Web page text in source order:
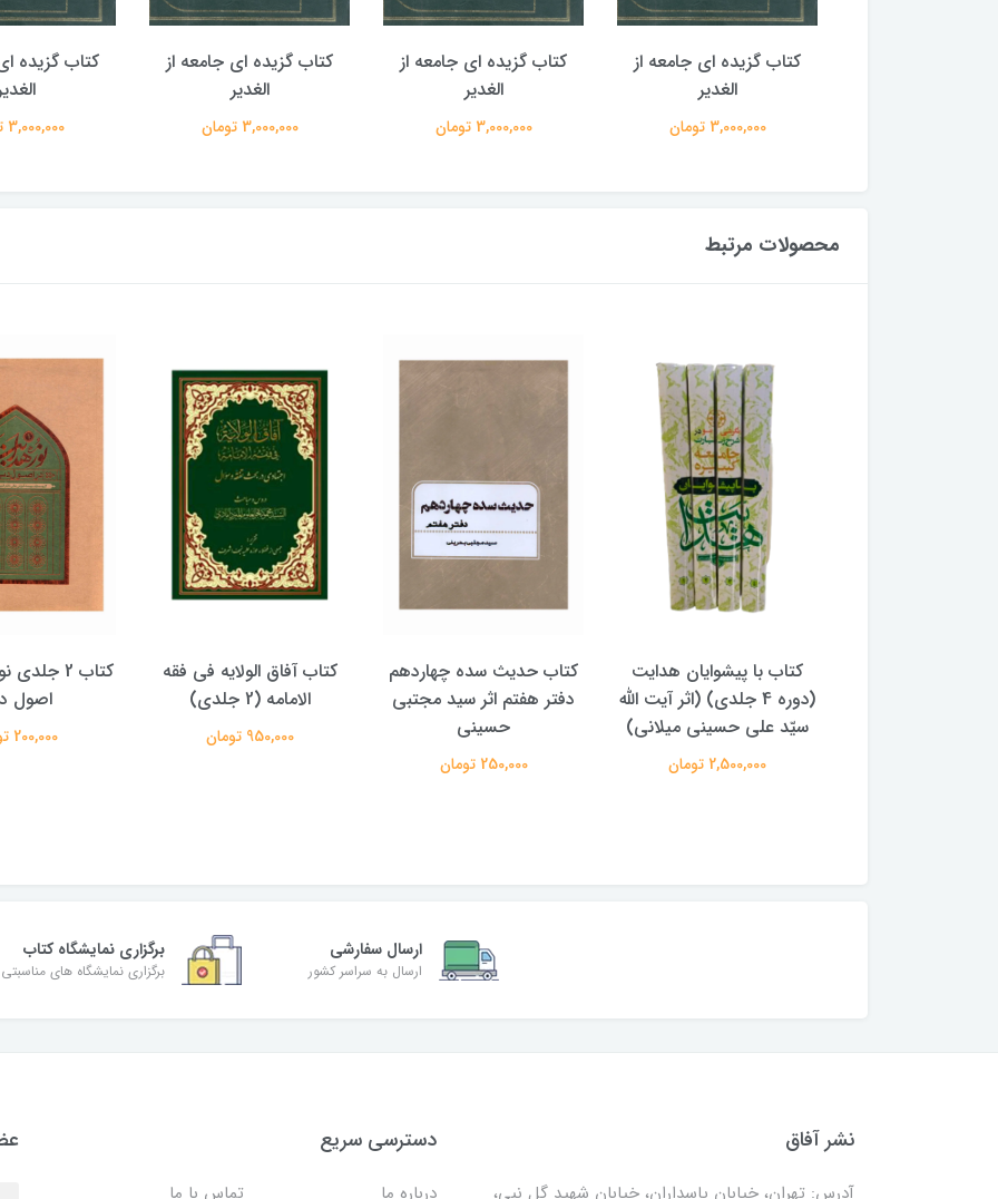
کتاب گزیده ای جامعه از
الغدیر
3,000,000 تومان
کتاب گزیده ای جامعه از
الغدیر
3,000,000 تومان
کتاب گزیده ای جامعه از
الغدیر
3,000,000 تومان
کتاب گزیده
3,000,000 تومان
محصولات مرتبط
کتاب حدیث سده چهاردهم
دفتر هفتم اثر سید مجتبی
حسینی
250,000 تومان
کتاب آفاق الولایه فی فقه
الامامه (2 جلدی)
950,000 تومان
کتاب 2 جلدی نور هدایت در
اصول دین
200,000 تومان
کتاب پویش
علیرضا
350,000 تومان
ارسال سفارشی
ارسال به سراسر کشور
برگزاری نمایشگاه کتاب
برگزاری نمایشگاه های مناسبتی
نشر آفاق دسترسی سریع